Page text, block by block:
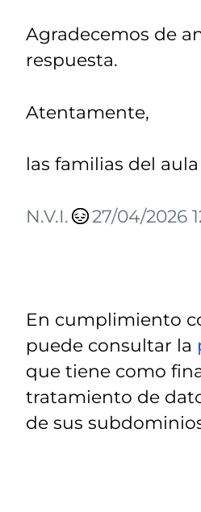
Agradecemos de
respuesta.
Atentamente,
las familias del
N.V.I. 27/04/2026
En cumplimiento
puede consultar la
que tiene como
tratamiento de
de sus